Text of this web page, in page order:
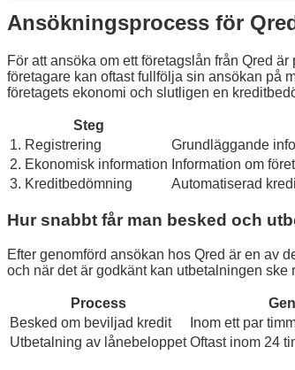
Ansökningsprocess för
För att ansöka om ett företagslån från Qred
företagare kan oftast fullfölja sin ansökan på
företagets ekonomi och slutligen en
Steg
1. Registrering
Grundläggande
2. Ekonomisk information Information om
3. Kreditbedömning
Automatiserad
Hur snabbt får man besked och
Efter genomförd ansökan hos Qred är en av
och när det är godkänt kan utbetalningen
Process
Besked om beviljad kredit
Inom ett par
Utbetalning av lånebeloppet Oftast inom 24